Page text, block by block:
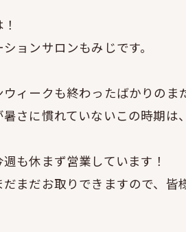
ョンサロンもみじです。
ィークも終わったばかりのま
暑さに慣れていないこの時期は
も休まず営業しています！
まだお取りできますので、皆